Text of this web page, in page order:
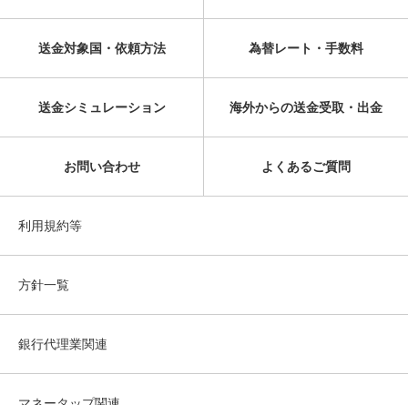
送金対象国・依頼方法 為替レート・手数料
送金シミュレーション 海外からの送金受取・出金
お問い合わせ よくあるご質問
利用規約等
方針一覧
銀行代理業関連